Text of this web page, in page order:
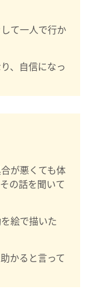
て一人で行か
、自信になっ
が悪くても体
の話を聞いて
絵で描いた
かると言って